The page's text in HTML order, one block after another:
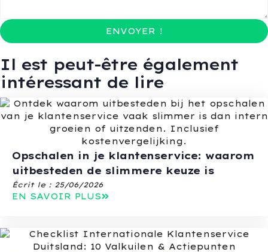
ENVOYER !
Il est peut-être également
intéressant de lire
Opschalen in je klantenservice: waarom
uitbesteden de slimmere keuze is
Écrit le : 25/06/2026
EN SAVOIR PLUS